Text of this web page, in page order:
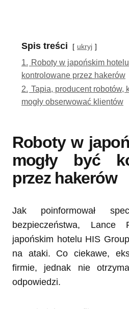
Spis treści ukryj
1. Roboty w japońskim
kontrolowane przez hakerów
2. Tapia, producent robotów,
mogły obserwować klientów
Roboty w
mogły być
przez hakerów
Jak poinformował
bezpieczeństwa,
japońskim hotelu HIS
na ataki. Co ciekawe,
firmie, jednak nie
odpowiedzi.